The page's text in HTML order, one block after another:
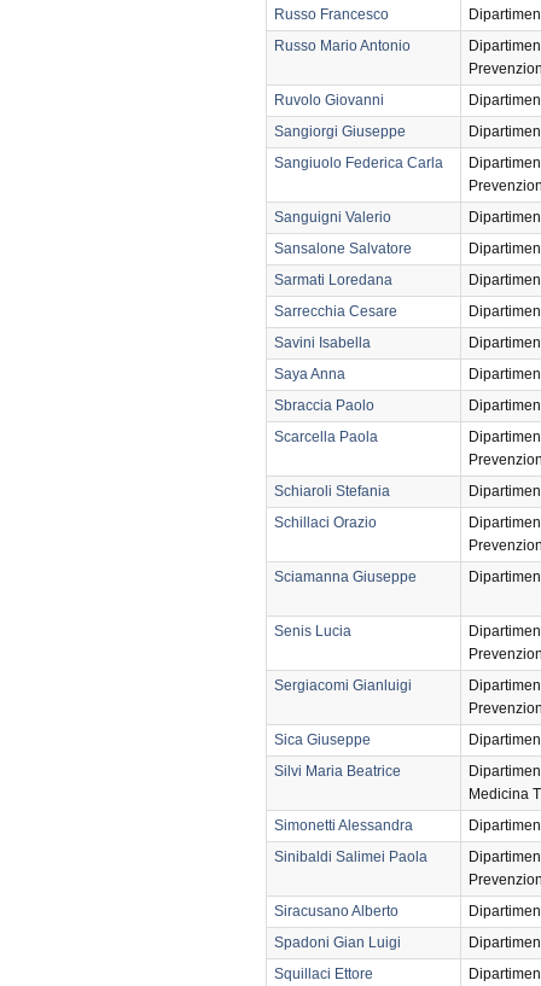
Russo Francesco
Russo Mario Antonio
Ruvolo Giovanni
Sangiorgi Giuseppe
Sangiuolo Federica Carla
Sanguigni Valerio
Sansalone Salvatore
Sarmati Loredana
Sarrecchia Cesare
Savini Isabella
Saya Anna
Sbraccia Paolo
Scarcella Paola
Schiaroli Stefania
Schillaci Orazio
Sciamanna Giuseppe
Senis Lucia
Sergiacomi Gianluigi
Sica Giuseppe
Silvi Maria Beatrice
Medicina
Simonetti Alessandra
Sinibaldi Salimei Paola
Siracusano Alberto
Spadoni Gian Luigi
Squillaci Ettore